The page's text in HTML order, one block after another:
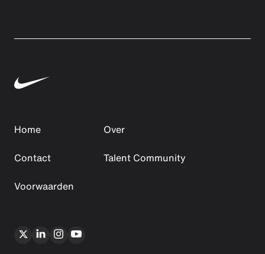
Home
Over
Contact
Talent Community
Voorwaarden